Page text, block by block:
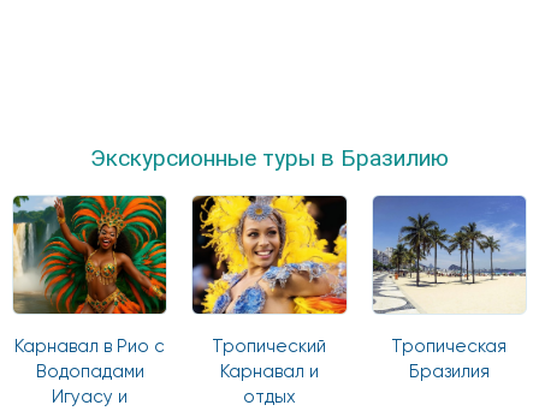
Экскурсионные туры в Бразилию
Карнавал в Рио с
Водопадами
Игуасу и
Тропический
Карнавал и
отдых
Тропическая
Бразилия